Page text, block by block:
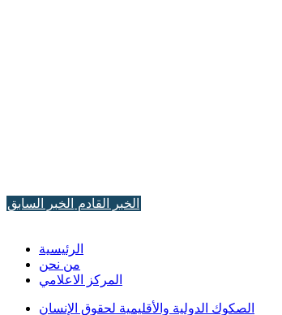
الخبر القادم الخبر السابق
الرئيسية
من نحن
المركز الاعلامي
الصكوك الدولية والأقليمية لحقوق الإنسان